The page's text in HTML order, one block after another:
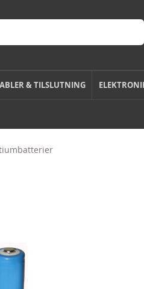
& TILSLUTNING